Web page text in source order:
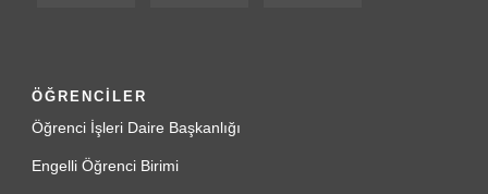
ÖĞRENCİLER
Öğrenci İşleri Daire Başkanlığı
Engelli Öğrenci Birimi